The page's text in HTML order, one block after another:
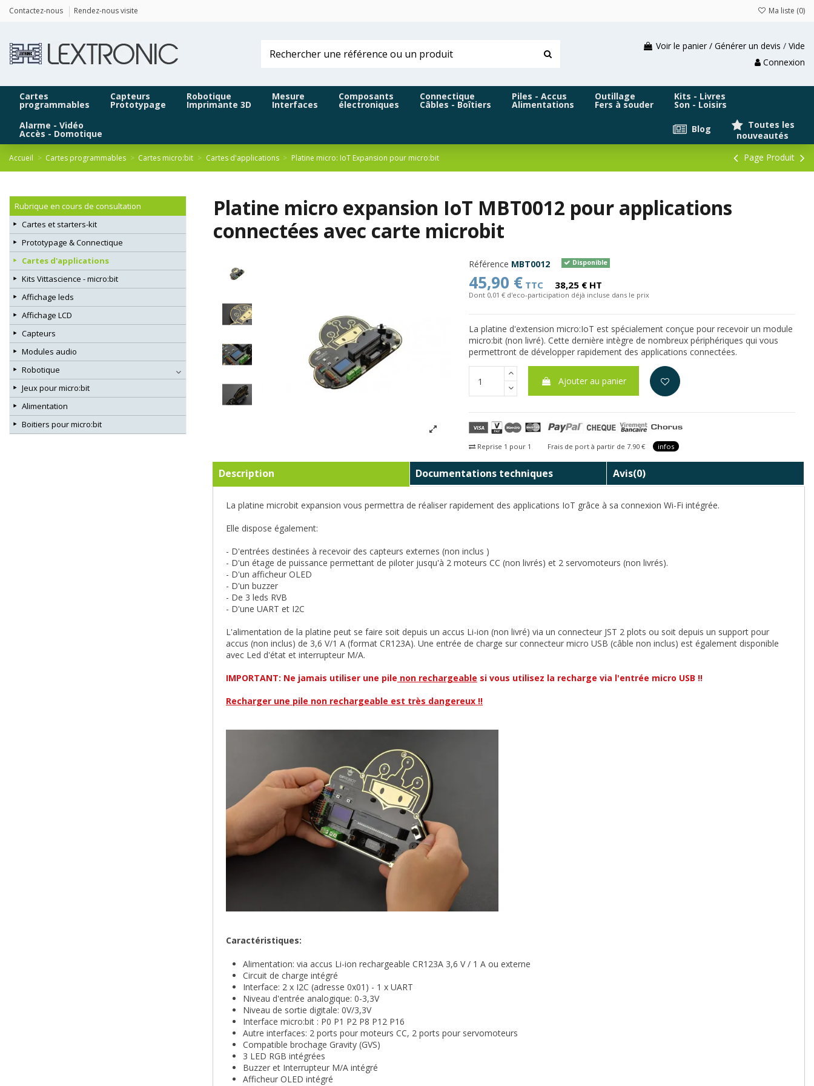
Contactez-nous Rendez-nous visite Ma liste (0)
Voir le panier / Générer un devis / Vide
Connexion
Cartes
programmables
Capteurs
Prototypage
Robotique
Imprimante 3D
Mesure
Interfaces
Composants
électroniques
Connectique
Câbles - Boîtiers
Piles - Accus
Alimentations
Outillage
Fers à souder
Kits - Livres
Son - Loisirs
Alarme - Vidéo
Accès - Domotique
Toutes les
nouveautés
Blog
Accueil Cartes programmables Cartes micro:bit Cartes d'applications Platine micro: IoT Expansion pour micro:bit Page Produit
Platine micro expansion IoT MBT0012 pour applications
connectées avec carte microbit
Référence MBT0012 Disponible
45,90 € TTC 38,25 € HT
Dont 0,01 € d'eco-participation déjà incluse dans le prix
La platine d'extension micro:IoT est spécialement conçue pour recevoir un module
micro:bit (non livré). Cette dernière intègre de nombreux périphériques qui vous
permettront de développer rapidement des applications connectées.
Ajouter au panier
Reprise 1 pour 1 Frais de port à partir de 7.90 € infos
Description Documentations techniques Avis(0)
La platine microbit expansion vous permettra de réaliser rapidement des applications IoT grâce à sa connexion Wi-Fi intégrée.
Elle dispose également:
- D'entrées destinées à recevoir des capteurs externes (non inclus )
- D'un étage de puissance permettant de piloter jusqu'à 2 moteurs CC (non livrés) et 2 servomoteurs (non livrés).
- D'un afficheur OLED
- D'un buzzer
- De 3 leds RVB
- D'une UART et I2C
L'alimentation de la platine peut se faire soit depuis un accus Li-ion (non livré) via un connecteur JST 2 plots ou soit depuis un support pour
accus (non inclus) de 3,6 V/1 A (format CR123A). Une entrée de charge sur connecteur micro USB (câble non inclus) est également disponible
avec Led d'état et interrupteur M/A.
IMPORTANT: Ne jamais utiliser une pile non rechargeable si vous utilisez la recharge via l'entrée micro USB !!
Recharger une pile non rechargeable est très dangereux !!
Caractéristiques:
Alimentation: via accus Li-ion rechargeable CR123A 3,6 V / 1 A ou externe
Circuit de charge intégré
Interface: 2 x I2C (adresse 0x01) - 1 x UART
Niveau d'entrée analogique: 0-3,3V
Niveau de sortie digitale: 0V/3,3V
Interface micro:bit : P0 P1 P2 P8 P12 P16
Autre interfaces: 2 ports pour moteurs CC, 2 ports pour servomoteurs
Compatible brochage Gravity (GVS)
3 LED RGB intégrées
Buzzer et Interrupteur M/A intégré
Afficheur OLED intégré
Rubrique en cours de consultation
Cartes et starters-kit
Prototypage & Connectique
Cartes d'applications
Kits Vittascience - micro:bit
Affichage leds
Affichage LCD
Capteurs
Modules audio
Robotique
Jeux pour micro:bit
Alimentation
Boitiers pour micro:bit
Panneau de gestion des cookies